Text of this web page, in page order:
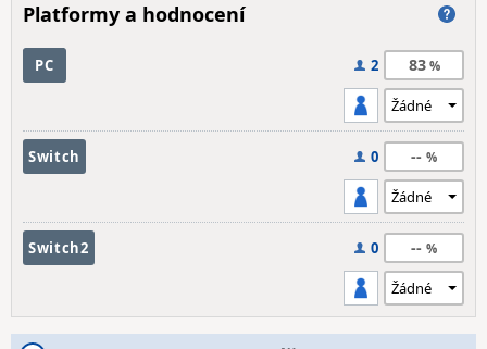
Platformy a hodnocení
PC 2 83
Switch 0 --
Switch2 0 --